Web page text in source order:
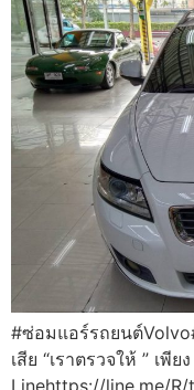
#ซ่อมแอร์รถยนต์
เสีย “เราตรวจให้ ” เพีย